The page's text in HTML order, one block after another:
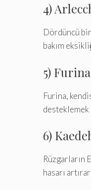
4)
Dördüncü
bakım
5)
Furina,
6)
Rüzgarların
hasarı